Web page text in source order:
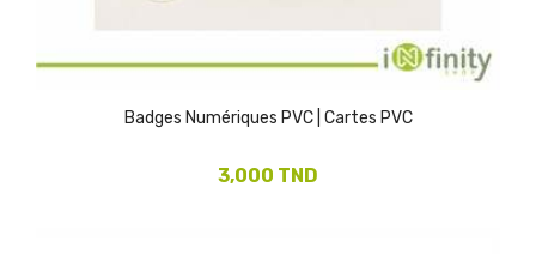
Badges Numériques PVC | Cartes PVC
3,000 TND